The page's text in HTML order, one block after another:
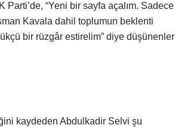
“Yeni bir sayfa açalım. Sadece
Kavala dahil toplumun beklenti
bir rüzgâr estirelim” diye düşünenler
kaydeden Abdulkadir Selvi şu